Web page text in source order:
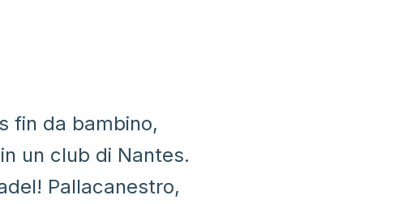
fin da bambino,
un club di Nantes.
Pallacanestro,